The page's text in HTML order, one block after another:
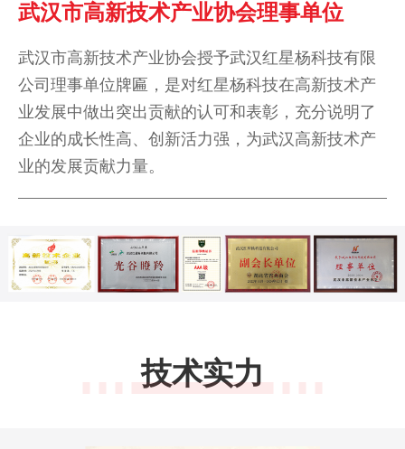
武汉市高新技术产业协会理事单位
武汉市高新技术产业协会授予武汉红星杨科技有限
公司理事单位牌匾，是对红星杨科技在高新技术产
业发展中做出突出贡献的认可和表彰，充分说明了
企业的成长性高、创新活力强，为武汉高新技术产
业的发展贡献力量。
技术实力